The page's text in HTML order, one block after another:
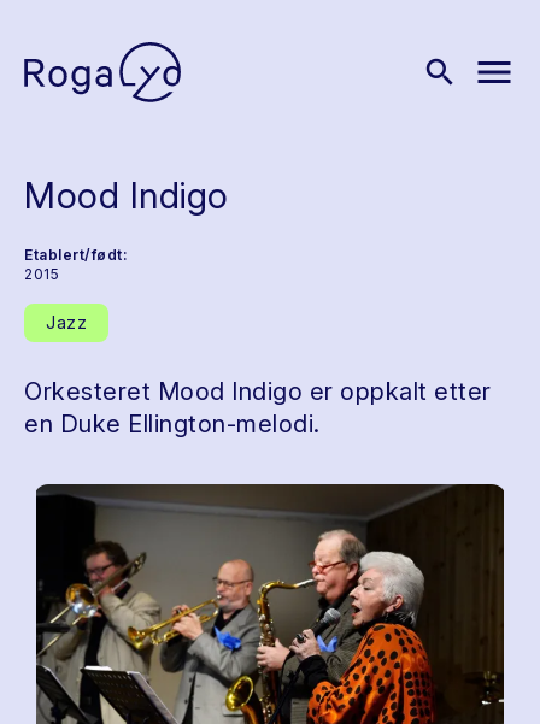
search menu
Mood Indigo
Etablert/født:
2015
Jazz
Orkesteret Mood Indigo er oppkalt etter
en Duke Ellington-melodi.